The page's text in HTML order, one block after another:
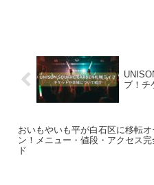
ブ！チ
おいもやいも平が白石区に移転オ
ン！メニュー・値段・アクセス完
ド